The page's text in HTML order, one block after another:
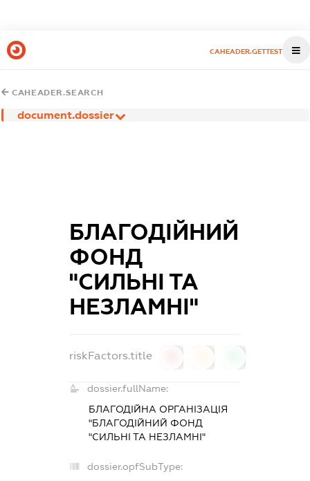
CAHEADER.GETTEST
CAHEADER.SEARCH
document.dossier
БЛАГОДІЙНИЙ
ФОНД
"СИЛЬНІ ТА
НЕЗЛАМНІ"
riskFactors.title
dossier.fullName:
БЛАГОДІЙНА ОРГАНІЗАЦІЯ
"БЛАГОДІЙНИЙ ФОНД
"СИЛЬНІ ТА НЕЗЛАМНІ"
dossier.opfSubType: